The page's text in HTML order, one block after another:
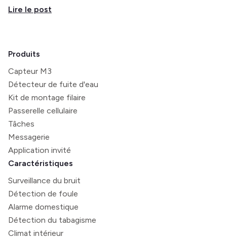
Lire le post
Produits
Capteur M3
Détecteur de fuite d'eau
Kit de montage filaire
Passerelle cellulaire
Tâches
Messagerie
Application invité
Caractéristiques
Surveillance du bruit
Détection de foule
Alarme domestique
Détection du tabagisme
Climat intérieur